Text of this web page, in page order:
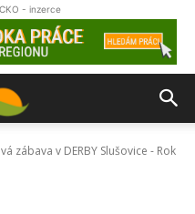
- inzerce
zábava v DERBY Slušovice - Rok